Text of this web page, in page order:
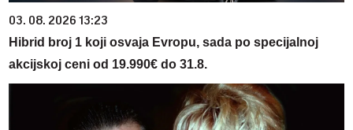
03. 08. 2026 13:23
Hibrid broj 1 koji osvaja Evropu, sada po specijalnoj
akcijskoj ceni od 19.990€ do 31.8.